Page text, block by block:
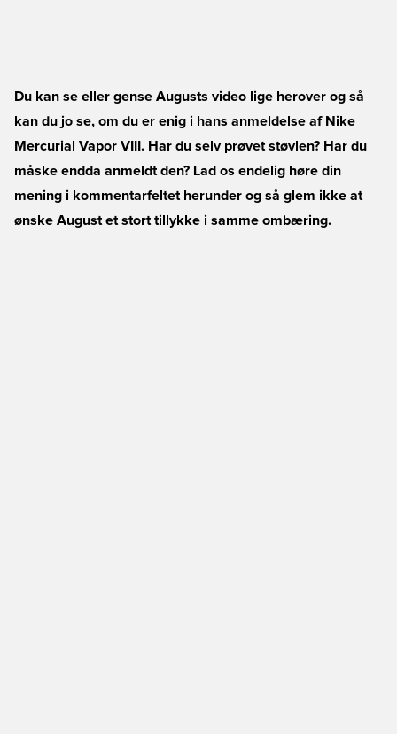
Du kan se eller gense Augusts video lige herover og så
kan du jo se, om du er enig i hans anmeldelse af Nike
Mercurial Vapor VIII. Har du selv prøvet støvlen? Har du
måske endda anmeldt den? Lad os endelig høre din
mening i kommentarfeltet herunder og så glem ikke at
ønske August et stort tillykke i samme ombæring.